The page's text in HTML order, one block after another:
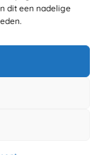
dit een nadelige